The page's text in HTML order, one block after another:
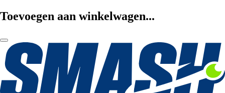
Toevoegen aan winkelwagen...